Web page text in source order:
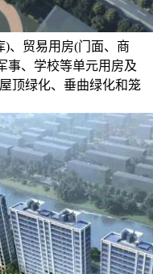
)、贸易用房(门面、商
事、学校等单元用房及
顶绿化、垂曲绿化和笼